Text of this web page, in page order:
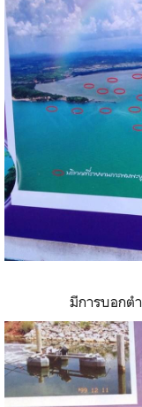
มีการบอกต